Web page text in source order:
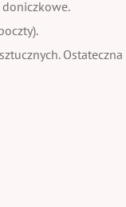
Ostateczna